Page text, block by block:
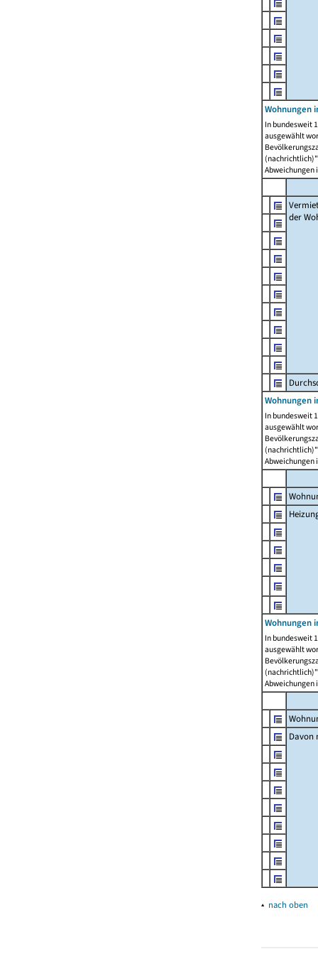
Wohnungen
In bundesweit
ausgewählt
Abweichungen
der
Wohnungen
In bundesweit
ausgewählt
Abweichungen
Wohnungen
In bundesweit
ausgewählt
Abweichungen
Davon
▴ nach oben